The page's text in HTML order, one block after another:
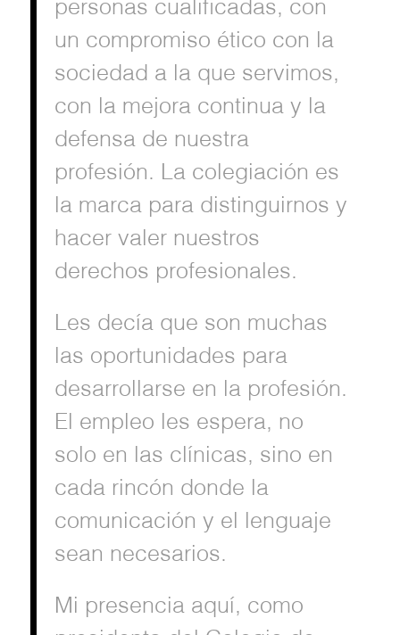
personas cualificadas, con
un compromiso ético con la
sociedad a la que servimos,
con la mejora continua y la
defensa de nuestra
profesión. La colegiación es
la marca para distinguirnos y
hacer valer nuestros
derechos profesionales.
Les decía que son muchas
las oportunidades para
desarrollarse en la profesión.
El empleo les espera, no
solo en las clínicas, sino en
cada rincón donde la
comunicación y el lenguaje
sean necesarios.
Mi presencia aquí, como